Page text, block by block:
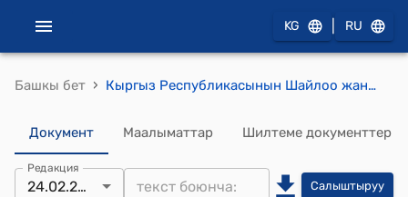
KG RU
Башкы бет › Кыргыз Республикасынын Шайлоо жана референдум өткөрүү боюнча борбордук комиссиясынын 2026-жылдын 24-февралы № 31 "Кыргыз Республикасынын Жогорку Кеңешинин депутатынын бош мандатын өткөрүп берүү жөнүндө" токтому
Документ Маалыматтар Шилтеме документтер
Редакция
24.02.2026 Салыштыруу